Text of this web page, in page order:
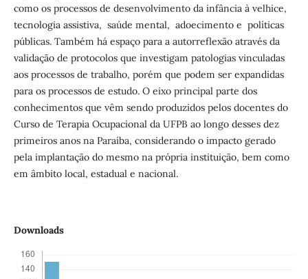
como os processos de desenvolvimento da infância à velhice,
tecnologia assistiva, saúde mental, adoecimento e políticas
públicas. Também há espaço para a autorreflexão através da
validação de protocolos que investigam patologias vinculadas
aos processos de trabalho, porém que podem ser expandidas
para os processos de estudo. O eixo principal parte dos
conhecimentos que vêm sendo produzidos pelos docentes do
Curso de Terapia Ocupacional da UFPB ao longo desses dez
primeiros anos na Paraíba, considerando o impacto gerado
pela implantação do mesmo na própria instituição, bem como
em âmbito local, estadual e nacional.
Downloads